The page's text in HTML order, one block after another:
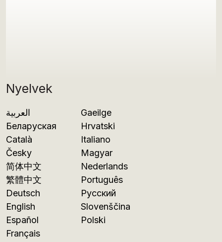
Nyelvek
العربية
Беларуская
Català
Česky
简体中文
繁體中文
Deutsch
English
Español
Français
Gaeilge
Hrvatski
Italiano
Magyar
Nederlands
Português
Русский
Slovenščina
Polski